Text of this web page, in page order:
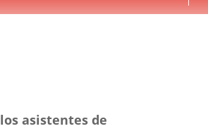
los asistentes de